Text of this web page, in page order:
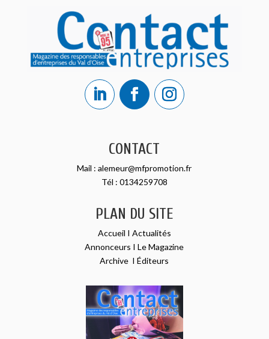
CONTACT
Mail :alemeur@mfpromotion.fr
Tél : 0134259708
PLAN DU SITE
Accueil I Actualités
Annonceurs ILe Magazine
Archive IÉditeurs